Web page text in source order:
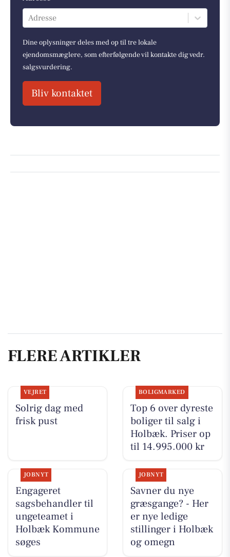
Adresse
Dine oplysninger deles med op til tre lokale
ejendomsmæglere, som efterfølgende vil kontakte dig vedr.
salgsvurdering.
Bliv kontaktet
FLERE ARTIKLER
VEJRET
Solrig dag med
frisk pust
BOLIGMARKED
Top 6 over dyreste
boliger til salg i
Holbæk. Priser op
til 14.995.000 kr
JOBNYT
Engageret
sagsbehandler til
ungeteamet i
Holbæk Kommune
søges
JOBNYT
Savner du nye
græsgange? - Her
er nye ledige
stillinger i Holbæk
og omegn